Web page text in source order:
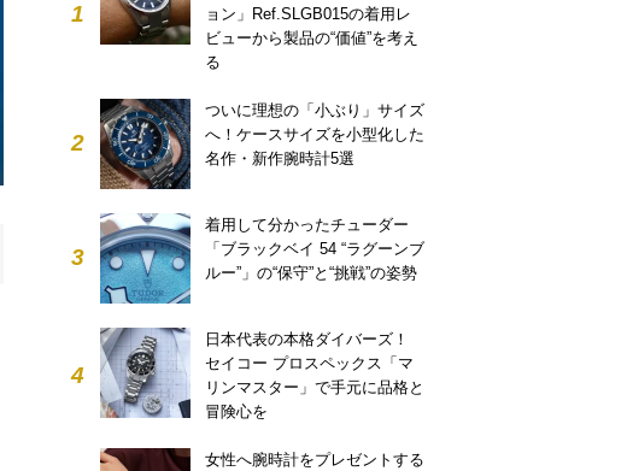
1
ョン」Ref.SLGB015の着用レ
ビューから製品の“価値”を考え
る
2
ついに理想の「小ぶり」サイズ
へ！ケースサイズを小型化した
名作・新作腕時計5選
3
着用して分かったチューダー
「ブラックベイ 54 “ラグーンブ
ルー”」の“保守”と“挑戦”の姿勢
4
日本代表の本格ダイバーズ！
セイコー プロスペックス「マ
リンマスター」で手元に品格と
冒険心を
女性へ腕時計をプレゼントする